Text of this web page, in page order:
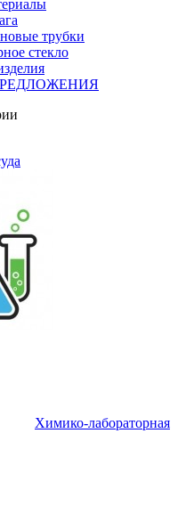
трубки
стекло
Химико-лабораторная